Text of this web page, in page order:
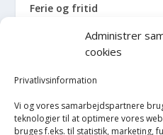
Administrer
cookies
Privatlivsinformation
Vi og vores samarbejdspartnere
teknologier til at optimere vores
bruges f.eks. til statistik, marketing,
Ferie og fritid
Hus og have
Havemaskiner
Hvidevarer